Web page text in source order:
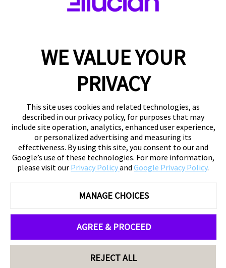
WE VALUE YOUR
PRIVACY
This site uses cookies and related technologies, as
described in our privacy policy, for purposes that may
include site operation, analytics, enhanced user experience,
or personalized advertising and measuring its
effectiveness. By using this site, you consent to our and
Google’s use of these technologies. For more information,
please visit our Privacy Policyand Google Privacy Policy.
MANAGE CHOICES
AGREE & PROCEED
REJECT ALL